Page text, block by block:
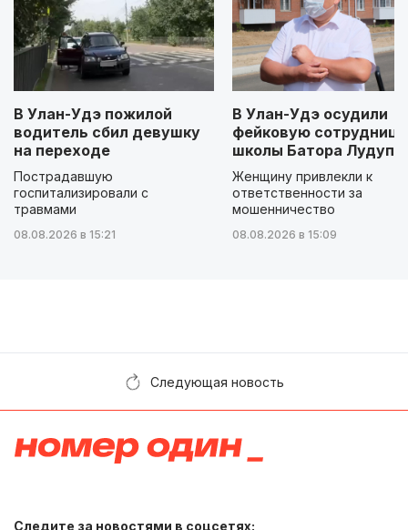
В Улан-Удэ пожилой
водитель сбил девушку
на переходе
Пострадавшую
госпитализировали с
травмами
08.08.2026 в 15:21
В Улан-Удэ осудили
фейковую сотрудницу
школы Батора
Женщину привлекли к
ответственности за
мошенничество
08.08.2026 в 15:09
Следующая новость
Следите за новостями в соцсетях: